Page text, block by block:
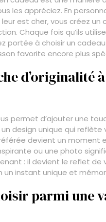
les appréciez. En
est cher, vous créez
Chaque fois qu’ils
portée à choisir un
favorite encore plus
d’originalité
permet d’ajouter une
un design unique qui
devient un moment
ou une photo
: il devient le reflet
un instant unique et
parmi une